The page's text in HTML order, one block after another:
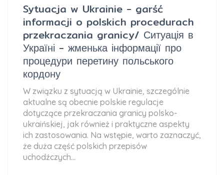
Sytuacja w Ukrainie - garść
informacji o polskich procedurach
przekraczania granicy/ Ситуація в
Україні - жменька інформації про
процедури перетину польського
кордону
W związku z sytuacją w Ukrainie, szczególnie
aktualne są obecnie polskie regulacje
dotyczące przekraczania granicy polsko-
ukraińskiej, jak również i praktyczne aspekty
ich zastosowania. Na wstępie, warto zaznaczyć,
że duża część polskich przepisów
uchodźczych...